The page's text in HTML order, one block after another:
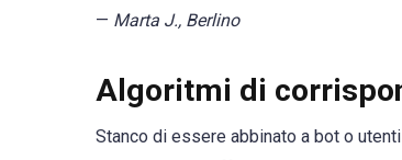
— Marta J., Berlino
Algoritmi di
Stanco di essere abbinato a bot o